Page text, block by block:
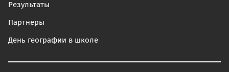
Результаты
Партнеры
День географии в школе